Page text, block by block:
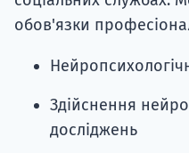
обов'язки
Здійснення
досліджень